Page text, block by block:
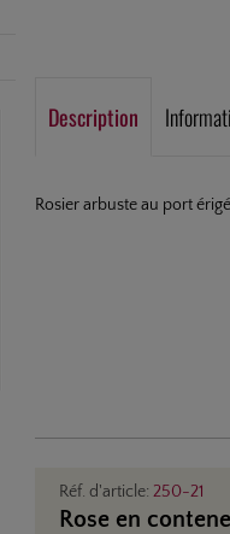
Description
Rosier arbuste au port
Réf. d'article: 250-21
Rose en